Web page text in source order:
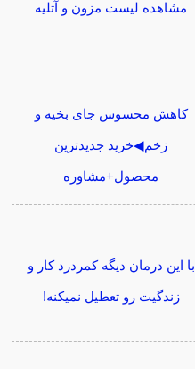
مشاهده لیست مزون و آتلیه
کاهش محسوس جای بخیه و
زخم◀خرید جدیدترین
محصول+مشاوره
با این درمان دیگه کمردرد کار و
زندگیت رو تعطیل نمیکنه!